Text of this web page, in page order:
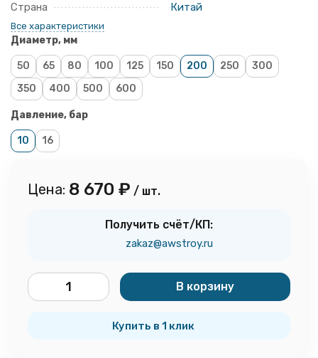
Страна
Китай
Все характеристики
Диаметр, мм
50 65 80 100 125 150 200 250
300
350
400 500 600
Давление, бар
10 16
Цена: 8 670 ₽ / шт.
Получить счёт/КП:
zakaz@awstroy.ru
В корзину
Купить в 1 клик